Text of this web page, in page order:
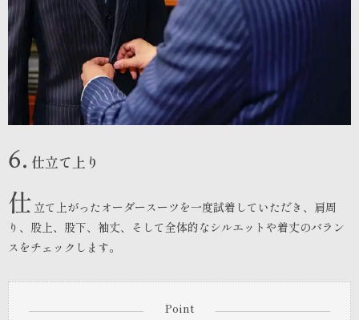
6. 仕立て上り
仕 立て上がったオーダースーツを一度試着していただき、肩周
り、股上、股下、袖丈、そして全体的なシルエットや着丈のバラン
スをチェックします。
Point